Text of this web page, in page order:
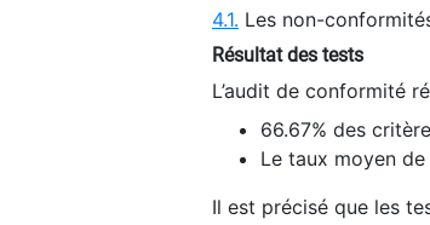
4.1. Les non-
Résultat des tests
L’audit de conformité
66.67% des
Le taux moyen
Il est précisé que les